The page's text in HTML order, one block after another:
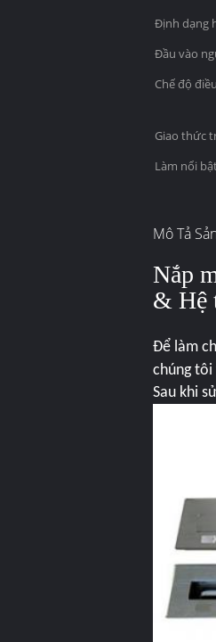
Định dạng
Đầu vào
Chế độ
Giao thức
Làm nổi
Mô Tả
Nắp
& Hệ
Để làm
chúng
Sau khi